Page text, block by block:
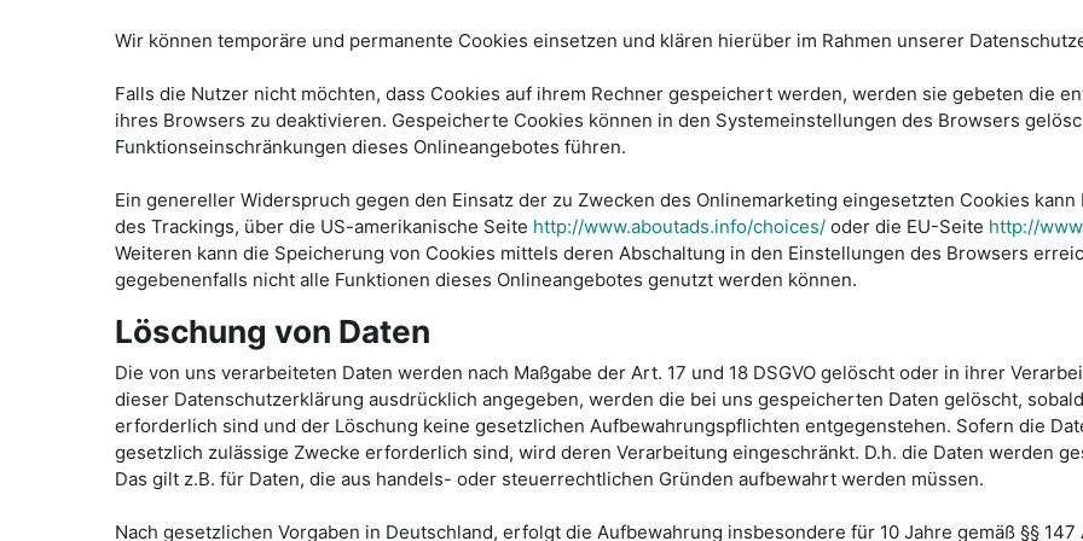
Wir können temporäre und permanente Cookies einsetzen und klären hierüber im Rahmen unserer
Falls die Nutzer nicht möchten, dass Cookies auf ihrem Rechner gespeichert werden, werden sie gebeten die
ihres Browsers zu deaktivieren. Gespeicherte Cookies können in den Systemeinstellungen des Browsers
Funktionseinschränkungen dieses Onlineangebotes führen.
Ein genereller Widerspruch gegen den Einsatz der zu Zwecken des Onlinemarketing eingesetzten Cookies
des Trackings, über die US-amerikanische Seite http://www.aboutads.info/choices/ oder die EU-Seite http://
Weiteren kann die Speicherung von Cookies mittels deren Abschaltung in den Einstellungen des Browsers
gegebenenfalls nicht alle Funktionen dieses Onlineangebotes genutzt werden können.
Löschung von Daten
Die von uns verarbeiteten Daten werden nach Maßgabe der Art. 17 und 18 DSGVO gelöscht oder in ihrer
dieser Datenschutzerklärung ausdrücklich angegeben, werden die bei uns gespeicherten Daten gelöscht,
erforderlich sind und der Löschung keine gesetzlichen Aufbewahrungspflichten entgegenstehen. Sofern die
gesetzlich zulässige Zwecke erforderlich sind, wird deren Verarbeitung eingeschränkt. D.h. die Daten werden
Das gilt z.B. für Daten, die aus handels- oder steuerrechtlichen Gründen aufbewahrt werden müssen.
Nach gesetzlichen Vorgaben in Deutschland, erfolgt die Aufbewahrung insbesondere für 10 Jahre gemäß §§ 147